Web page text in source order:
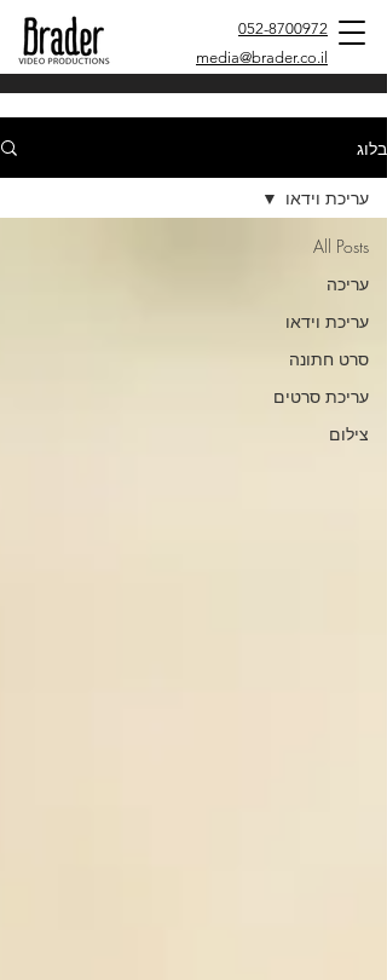
052-8700972
media@brader.co.il
בלוג
All Posts
עריכה
עריכת וידאו
סרט חתונה
עריכת סרטים
צילום
עריכת וידאו